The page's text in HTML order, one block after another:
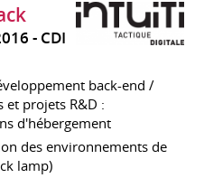
CDI
back-end /
et projets R&D :
d'hébergement
des environnements de
lamp)